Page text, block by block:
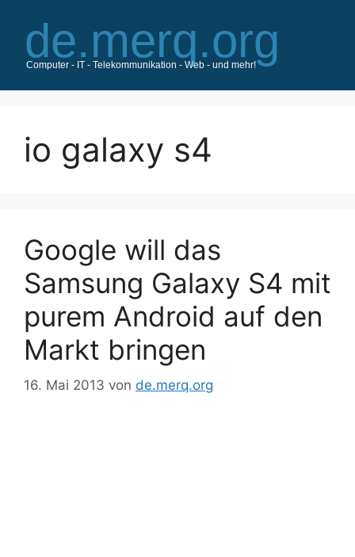
Inhalt
springen
io galaxy s4
Google will das
Samsung Galaxy S4 mit
purem Android auf den
Markt bringen
16. Mai 2013 von de.merq.org